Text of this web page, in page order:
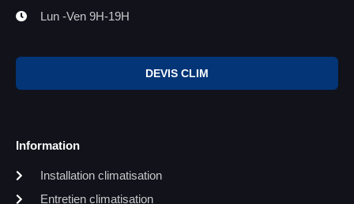
Lun -Ven 9H-19H
DEVIS CLIM
Information
Installation climatisation
Entretien climatisation